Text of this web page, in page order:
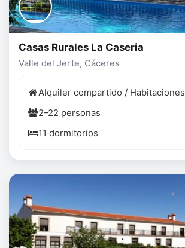
Casas Rurales La Caseria
Valle del Jerte, Cáceres
Alquiler compartido / Habitaciones
2–22 personas
11 dormitorios